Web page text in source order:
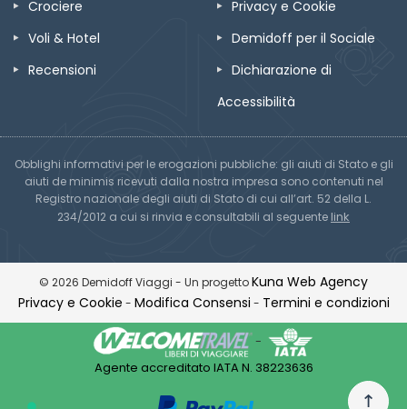
Crociere
Voli & Hotel
Recensioni
Privacy e Cookie
Demidoff per il Sociale
Dichiarazione di
Accessibilità
Obblighi informativi per le erogazioni pubbliche: gli aiuti di Stato e gli
aiuti de minimis ricevuti dalla nostra impresa sono contenuti nel
Registro nazionale degli aiuti di Stato di cui all’art. 52 della L.
234/2012 a cui si rinvia e consultabili al seguente link
© 2026 Demidoff Viaggi - Un progettoKuna Web Agency
Privacy e Cookie - Modifica Consensi - Termini e condizioni
-
Agente accreditato IATA N. 38223636